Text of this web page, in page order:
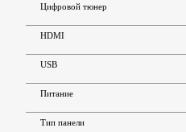
Цифровой тюнер
HDMI
USB
Питание
Тип панели